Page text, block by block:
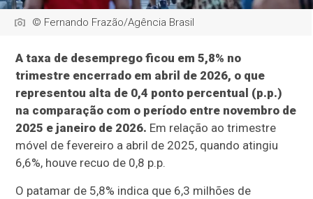
© Fernando Frazão/Agência Brasil
A taxa de desemprego ficou em 5,8% no
trimestre encerrado em abril de 2026, o que
representou alta de 0,4 ponto percentual (p.p.)
na comparação com o período entre novembro de
2025 e janeiro de 2026. Em relação ao trimestre
móvel de fevereiro a abril de 2025, quando atingiu
6,6%, houve recuo de 0,8 p.p.
O patamar de 5,8% indica que 6,3 milhões de